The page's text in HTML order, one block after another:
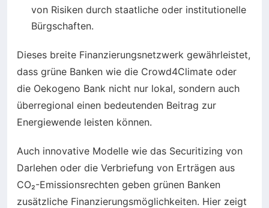
von Risiken durch staatliche oder institutionelle
Bürgschaften.
Dieses breite Finanzierungsnetzwerk gewährleistet,
dass grüne Banken wie die Crowd4Climate oder
die Oekogeno Bank nicht nur lokal, sondern auch
überregional einen bedeutenden Beitrag zur
Energiewende leisten können.
Auch innovative Modelle wie das Securitizing von
Darlehen oder die Verbriefung von Erträgen aus
CO₂-Emissionsrechten geben grünen Banken
zusätzliche Finanzierungsmöglichkeiten. Hier zeigt